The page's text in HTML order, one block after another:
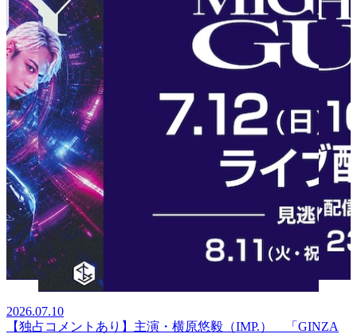
2026.07.10
【独占コメントあり】主演・横原悠毅（IMP.） 「GINZA